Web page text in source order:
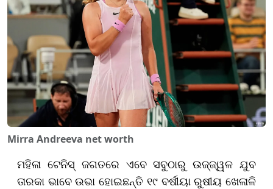
Mirra Andreeva net worth
ମହିଳା ଟେନିସ୍ ଜଗତରେ ଏବେ ସବୁଠାରୁ ଉଜ୍ଜ୍ୱଳ ଯୁବ
ତାରକା ଭାବେ ଉଭା ହୋଇଛନ୍ତି ୧୯ ବର୍ଷୀୟା ରୁଷୀୟ ଖେଳାଳି